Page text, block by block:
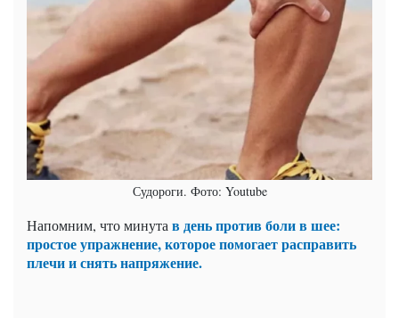
Судороги. Фото: Youtube
Напомним, что минута в день против боли в шее:
простое упражнение, которое помогает расправить
плечи и снять напряжение.